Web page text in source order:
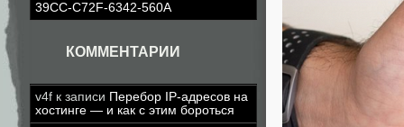
39CC-C72F-6342-560A
КОММЕНТАРИИ
v4f к записи Перебор IP-адресов на
хостинге — и как с этим бороться